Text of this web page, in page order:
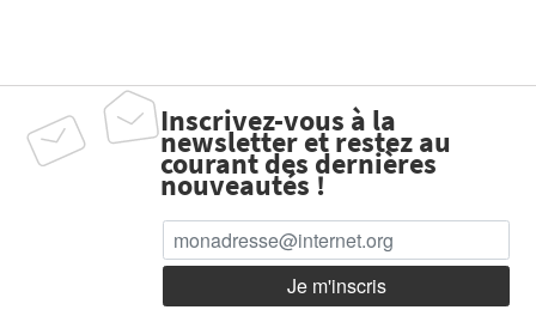
Inscrivez-vous à la
newsletter et restez au
courant des dernières
nouveautés !